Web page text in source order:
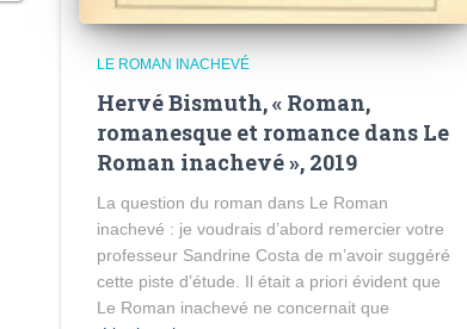
LE ROMAN INACHEVÉ
Hervé Bismuth, « Roman,
romanesque et romance dans Le
Roman inachevé », 2019
La question du roman dans Le Roman
inachevé : je voudrais d’abord remercier votre
professeur Sandrine Costa de m’avoir suggéré
cette piste d’étude. Il était a priori évident que
Le Roman inachevé ne concernait que